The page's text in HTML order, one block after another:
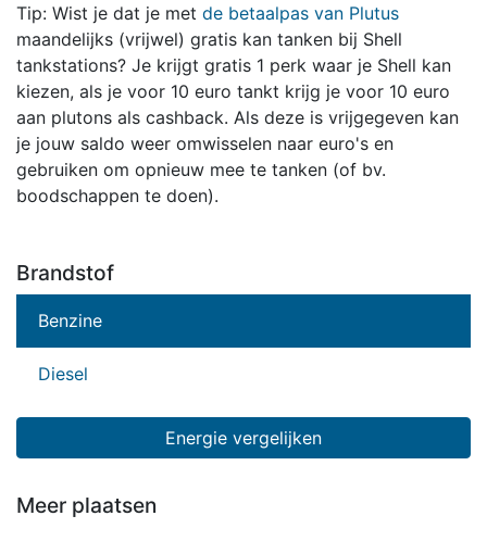
Tip: Wist je dat je met de betaalpas van Plutus
maandelijks (vrijwel) gratis kan tanken bij Shell
tankstations? Je krijgt gratis 1 perk waar je Shell kan
kiezen, als je voor 10 euro tankt krijg je voor 10 euro
aan plutons als cashback. Als deze is vrijgegeven kan
je jouw saldo weer omwisselen naar euro's en
gebruiken om opnieuw mee te tanken (of bv.
boodschappen te doen).
Brandstof
Benzine
Diesel
Energie vergelijken
Meer plaatsen